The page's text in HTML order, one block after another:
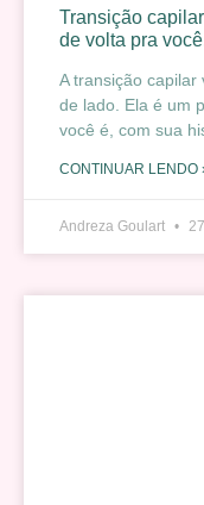
Transição
de volta pra
A transição
de lado. Ela é um
você é, com sua
CONTINUAR LENDO
Andreza Goulart